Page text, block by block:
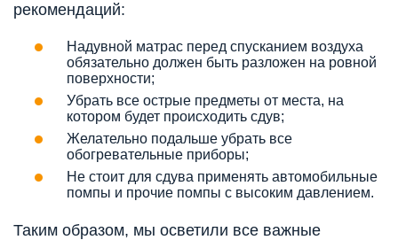
рекомендаций:
Надувной матрас перед спусканием воздуха
обязательно должен быть разложен на ровной
поверхности;
Убрать все острые предметы от места, на
котором будет происходить сдув;
Желательно подальше убрать все
обогревательные приборы;
Не стоит для сдува применять автомобильные
помпы и прочие помпы с высоким давлением.
Таким образом, мы осветили все важные